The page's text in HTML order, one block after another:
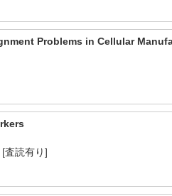
Problems in Cellular
読有り]